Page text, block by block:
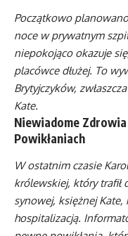
Początkowo
noce w prywatnym
niepokojąco okazuje
placówce dłużej. To
Brytyjczyków,
Kate.
Niewiadome
Powikłaniach
W ostatnim czasie
królewskiej, który trafił
synowej, księżnej Kate,
hospitalizacją.